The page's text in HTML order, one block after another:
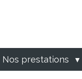
Nos prestations